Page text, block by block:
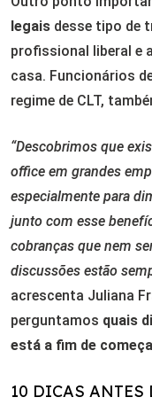
legais desse tipo de
profissional liberal e
casa. Funcionários
regime de CLT,
“Descobrimos que
office em grandes
especialmente para
junto com esse
cobranças que nem
discussões estão
acrescenta Juliana
perguntamos quais
está a fim de
10 DICAS ANTES